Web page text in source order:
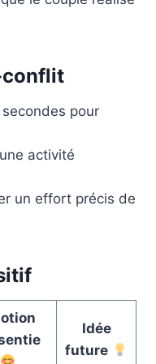
conflit
pour
activité
un effort précis de
Idée
future